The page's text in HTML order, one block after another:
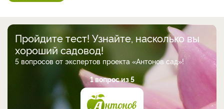
Пройдите тест! Узнайте, насколько вы
хороший садовод!
5 вопросов от экспертов проекта «Антонов сад»!
1 вопрос из 5